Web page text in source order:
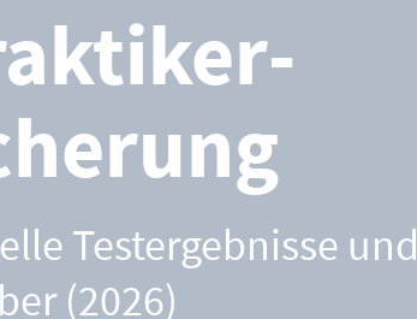
Testergebnisse und
(2026)